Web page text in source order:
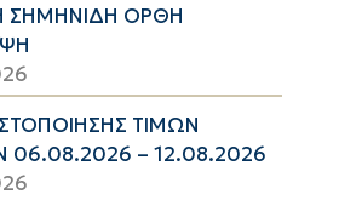
ΣΗΜΗΝΙΔΗ ΟΡΘΗ
ΤΙΜΩΝ
06.08.2026 – 12.08.2026